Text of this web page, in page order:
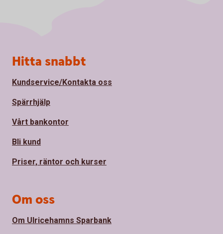
Sidfot
Hitta snabbt
Kundservice/Kontakta oss
Spärrhjälp
Vårt bankontor
Bli kund
Priser, räntor och kurser
Om oss
Om Ulricehamns Sparbank